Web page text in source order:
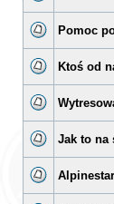
Pomoc
Ktoś od
Jak to na